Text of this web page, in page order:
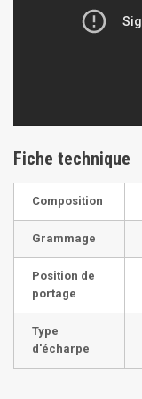
Fiche technique
Composition
Grammage
Position de
portage
Type
d'écharpe